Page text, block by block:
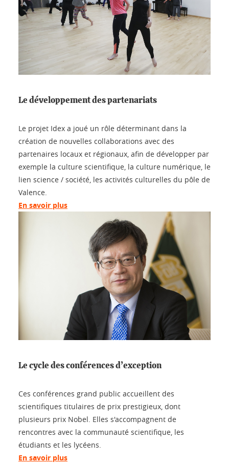
Le développement des partenariats
Le projet Idex a joué un rôle déterminant dans la
création de nouvelles collaborations avec des
partenaires locaux et régionaux, afin de développer par
exemple la culture scientifique, la culture numérique, le
lien science / société, les activités culturelles du pôle de
Valence.
En savoir plus
Le cycle des conférences d’exception
Ces conférences grand public accueillent des
scientifiques titulaires de prix prestigieux, dont
plusieurs prix Nobel. Elles s'accompagnent de
rencontres avec la communauté scientifique, les
étudiants et les lycéens.
En savoir plus